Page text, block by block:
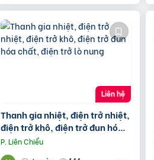
Thanh gia nhiệt, điện trở nhiệt,
điện trở khô, điện trở đun hóa
chất, điện trở lò nung
P. Liên Chiểu
Liên hệ